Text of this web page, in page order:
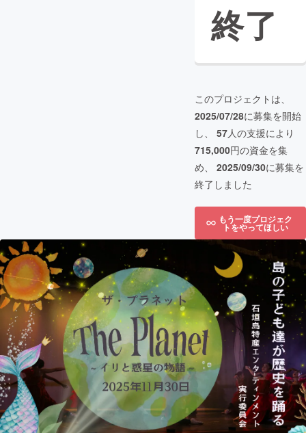
終了
このプロジェクトは、
2025/07/28に募集を開始
し、 57人の支援により
715,000円の資金を集
め、 2025/09/30に募集を
終了しました
もう一度プロジェク
トをやってほしい